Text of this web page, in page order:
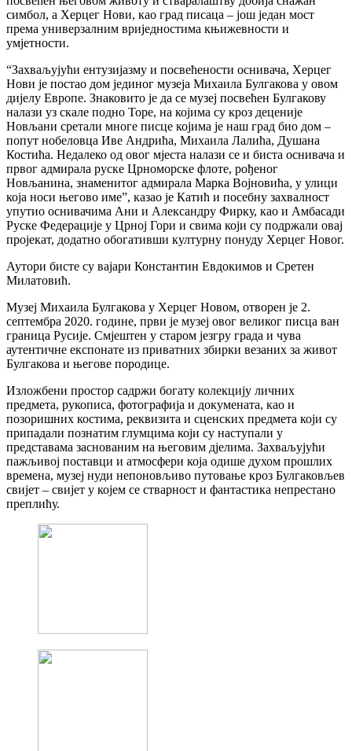
симбол, а Херцег Нови, као град писаца – још један мост
према универзалним вриједностима књижевности и
умјетности.
“Захваљујући ентузијазму и посвећености оснивача, Херцег
Нови је постао дом јединог музеја Михаила Булгакова у овом
дијелу Европе. Знаковито је да се музеј посвећен Булгакову
налази уз скале подно Торе, на којима су кроз деценије
Новљани сретали многе писце којима је наш град био дом –
попут нобеловца Иве Андрића, Михаила Лалића, Душана
Костића. Недалеко од овог мјеста налази се и биста оснивача и
првог адмирала руске Црноморске флоте, рођеног
Новљанина, знаменитог адмирала Марка Војновића, у улици
која носи његово име”, казао је Катић и посебну захвалност
упутио оснивачима Ани и Александру Фирку, као и Амбасади
Руске Федерације у Црној Гори и свима који су подржали овај
пројекат, додатно обогативши културну понуду Херцег Новог.
Аутори бисте су вајари Константин Евдокимов и Сретен
Милатовић.
Музеј Михаила Булгакова у Херцег Новом, отворен је 2.
септембра 2020. године, први је музеј овог великог писца ван
граница Русије. Смјештен у старом језгру града и чува
аутентичне експонате из приватних збирки везаних за живот
Булгакова и његове породице.
Изложбени простор садржи богату колекцију личних
предмета, рукописа, фотографија и докумената, као и
позоришних костима, реквизита и сценских предмета који су
припадали познатим глумцима који су наступали у
представама заснованим на његовим дјелима. Захваљујући
пажљивој поставци и атмосфери која одише духом прошлих
времена, музеј нуди непоновљиво путовање кроз Булгаковљев
свијет – свијет у којем се стварност и фантастика непрестано
преплићу.